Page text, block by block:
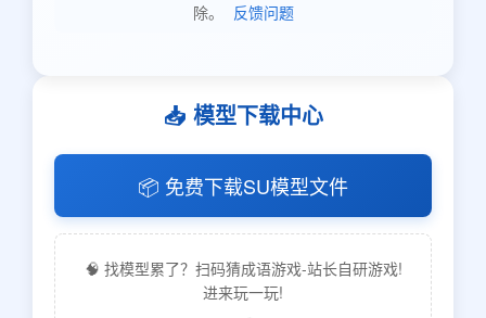
除。
反馈问题
📥 模型下载中心
📦 免费下载SU模型文件
🧠 找模型累了？扫码猜成语游戏-站长自研游戏!
进来玩一玩!